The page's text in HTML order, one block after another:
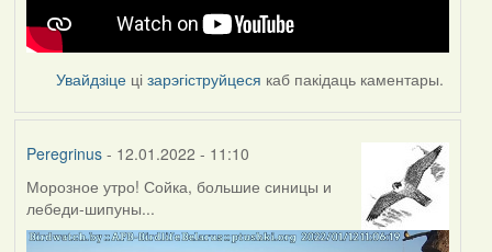
Увайдзіце цізарэгіструйцеся каб пакідаць каментары.
Peregrinus- 12.01.2022 - 11:10
Морозное утро! Сойка, большие синицы и
лебеди-шипуны...